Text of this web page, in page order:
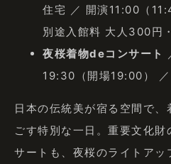
住宅 ／ 開演11:00（
別途入館料 大人300円
夜桜着物deコンサート
19:30（開場19:00）
日本の伝統美が宿る空間で
ごす特別な一日。重要文化
サートも、夜桜のライトアッ